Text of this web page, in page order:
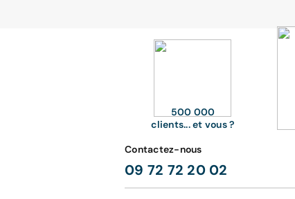
500 000
clients... et vous ?
Contactez-nous
09 72 72 20 02